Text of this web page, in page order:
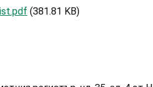
(381.81 KB)